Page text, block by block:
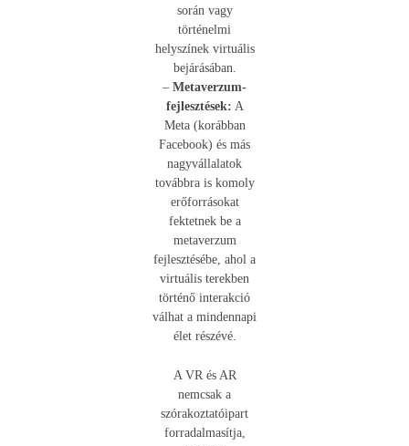
során vagy
történelmi
helyszínek virtuális
bejárásában.
– Metaverzum-
fejlesztések: A
Meta (korábban
Facebook) és más
nagyvállalatok
továbbra is komoly
erőforrásokat
fektetnek be a
metaverzum
fejlesztésébe, ahol a
virtuális terekben
történő interakció
válhat a mindennapi
élet részévé.
A VR és AR
nemcsak a
szórakoztatóipart
forradalmasítja,